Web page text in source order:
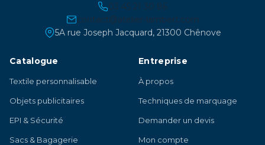
03 45 21 30 86
contact@atelier-lambert.com
5A rue Joseph Jacquard, 21300 Chênove
Catalogue
Textile personnalisable
Objets publicitaires
EPI & Sécurité
Sacs & Bagagerie
Entreprise
À propos
Techniques de marquage
Demander un devis
Mon compte